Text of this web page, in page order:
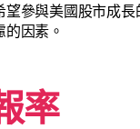
參與美國股市成長
因素。
率